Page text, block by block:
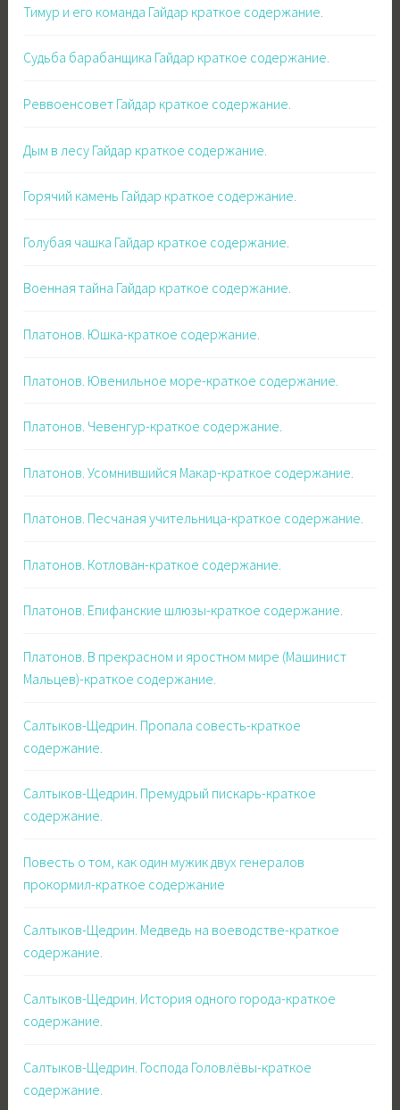
Тимур и его команда Гайдар краткое содержание.
Судьба барабанщика Гайдар краткое содержание.
Реввоенсовет Гайдар краткое содержание.
Дым в лесу Гайдар краткое содержание.
Горячий камень Гайдар краткое содержание.
Голубая чашка Гайдар краткое содержание.
Военная тайна Гайдар краткое содержание.
Платонов. Юшка-краткое содержание.
Платонов. Ювенильное море-краткое содержание.
Платонов. Чевенгур-краткое содержание.
Платонов. Усомнившийся Макар-краткое содержание.
Платонов. Песчаная учительница-краткое содержание.
Платонов. Котлован-краткое содержание.
Платонов. Епифанские шлюзы-краткое содержание.
Платонов. В прекрасном и яростном мире (Машинист
Мальцев)-краткое содержание.
Салтыков-Щедрин. Пропала совесть-краткое
содержание.
Салтыков-Щедрин. Премудрый пискарь-краткое
содержание.
Повесть о том, как один мужик двух генералов
прокормил-краткое содержание
Салтыков-Щедрин. Медведь на воеводстве-краткое
содержание.
Салтыков-Щедрин. История одного города-краткое
содержание.
Салтыков-Щедрин. Господа Головлёвы-краткое
содержание.